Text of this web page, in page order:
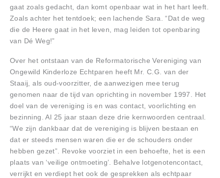
gaat zoals gedacht, dan komt openbaar wat in het hart leeft.
Zoals achter het tentdoek; een lachende Sara. “Dat de weg
die de Heere gaat in het leven, mag leiden tot openbaring
van Dé Weg!”
Over het ontstaan van de Reformatorische Vereniging van
Ongewild Kinderloze Echtparen heeft Mr. C.G. van der
Staaij, als oud-voorzitter, de aanwezigen mee terug
genomen naar de tijd van oprichting in november 1997. Het
doel van de vereniging is en was contact, voorlichting en
bezinning. Al 25 jaar staan deze drie kernwoorden centraal.
“We zijn dankbaar dat de vereniging is blijven bestaan en
dat er steeds mensen waren die er de schouders onder
hebben gezet”. Revoke voorziet in een behoefte, het is een
plaats van ‘veilige ontmoeting’. Behalve lotgenotencontact,
verrijkt en verdiept het ook de gesprekken als echtpaar